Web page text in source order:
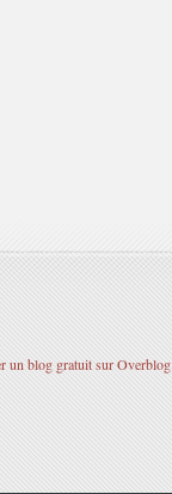
un blog gratuit sur Overblog